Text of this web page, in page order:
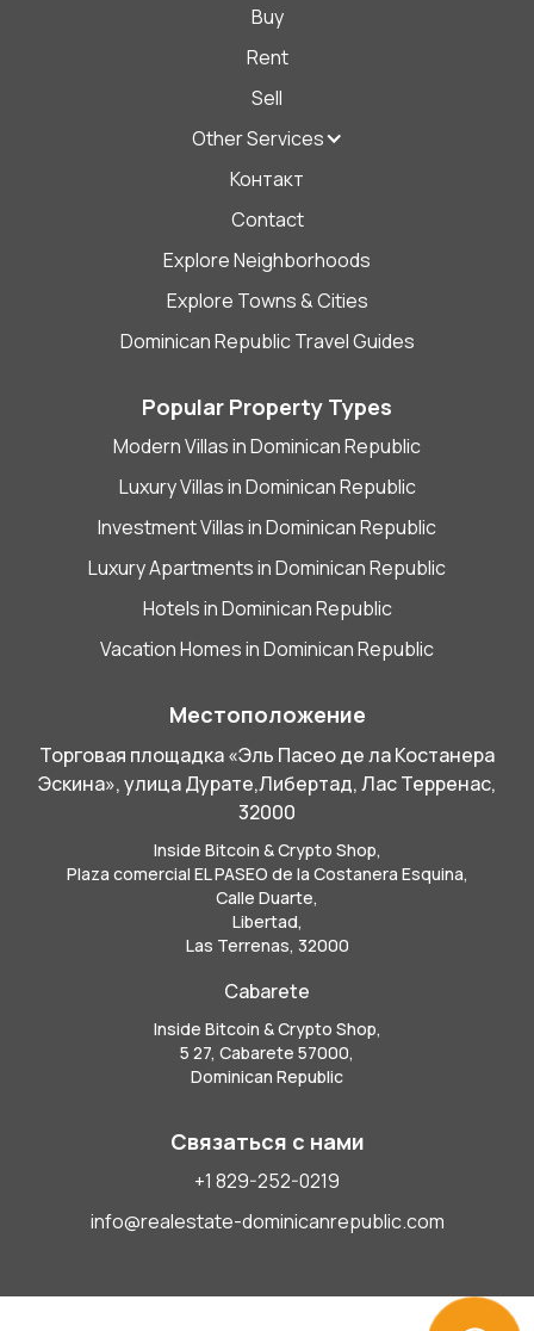
Buy
Rent
Sell
Other Services
Контакт
Contact
Explore Neighborhoods
Explore Towns & Cities
Dominican Republic Travel Guides
Popular Property Types
Modern Villas in Dominican Republic
Luxury Villas in Dominican Republic
Investment Villas in Dominican Republic
Luxury Apartments in Dominican Republic
Hotels in Dominican Republic
Vacation Homes in Dominican Republic
Связаться с нами
+1 829-252-0219
info@realestate-dominicanrepublic.com
Местоположение
Торговая площадка «Эль Пасео де ла Костанера
Эскина», улица Дурате,Либертад,Лас Терренас,
32000
Inside Bitcoin & Crypto Shop,
Plaza comercial EL PASEO de la Costanera Esquina,
Calle Duarte,
Libertad,
Las Terrenas, 32000
Cabarete
Inside Bitcoin & Crypto Shop,
5 27, Cabarete 57000,
Dominican Republic